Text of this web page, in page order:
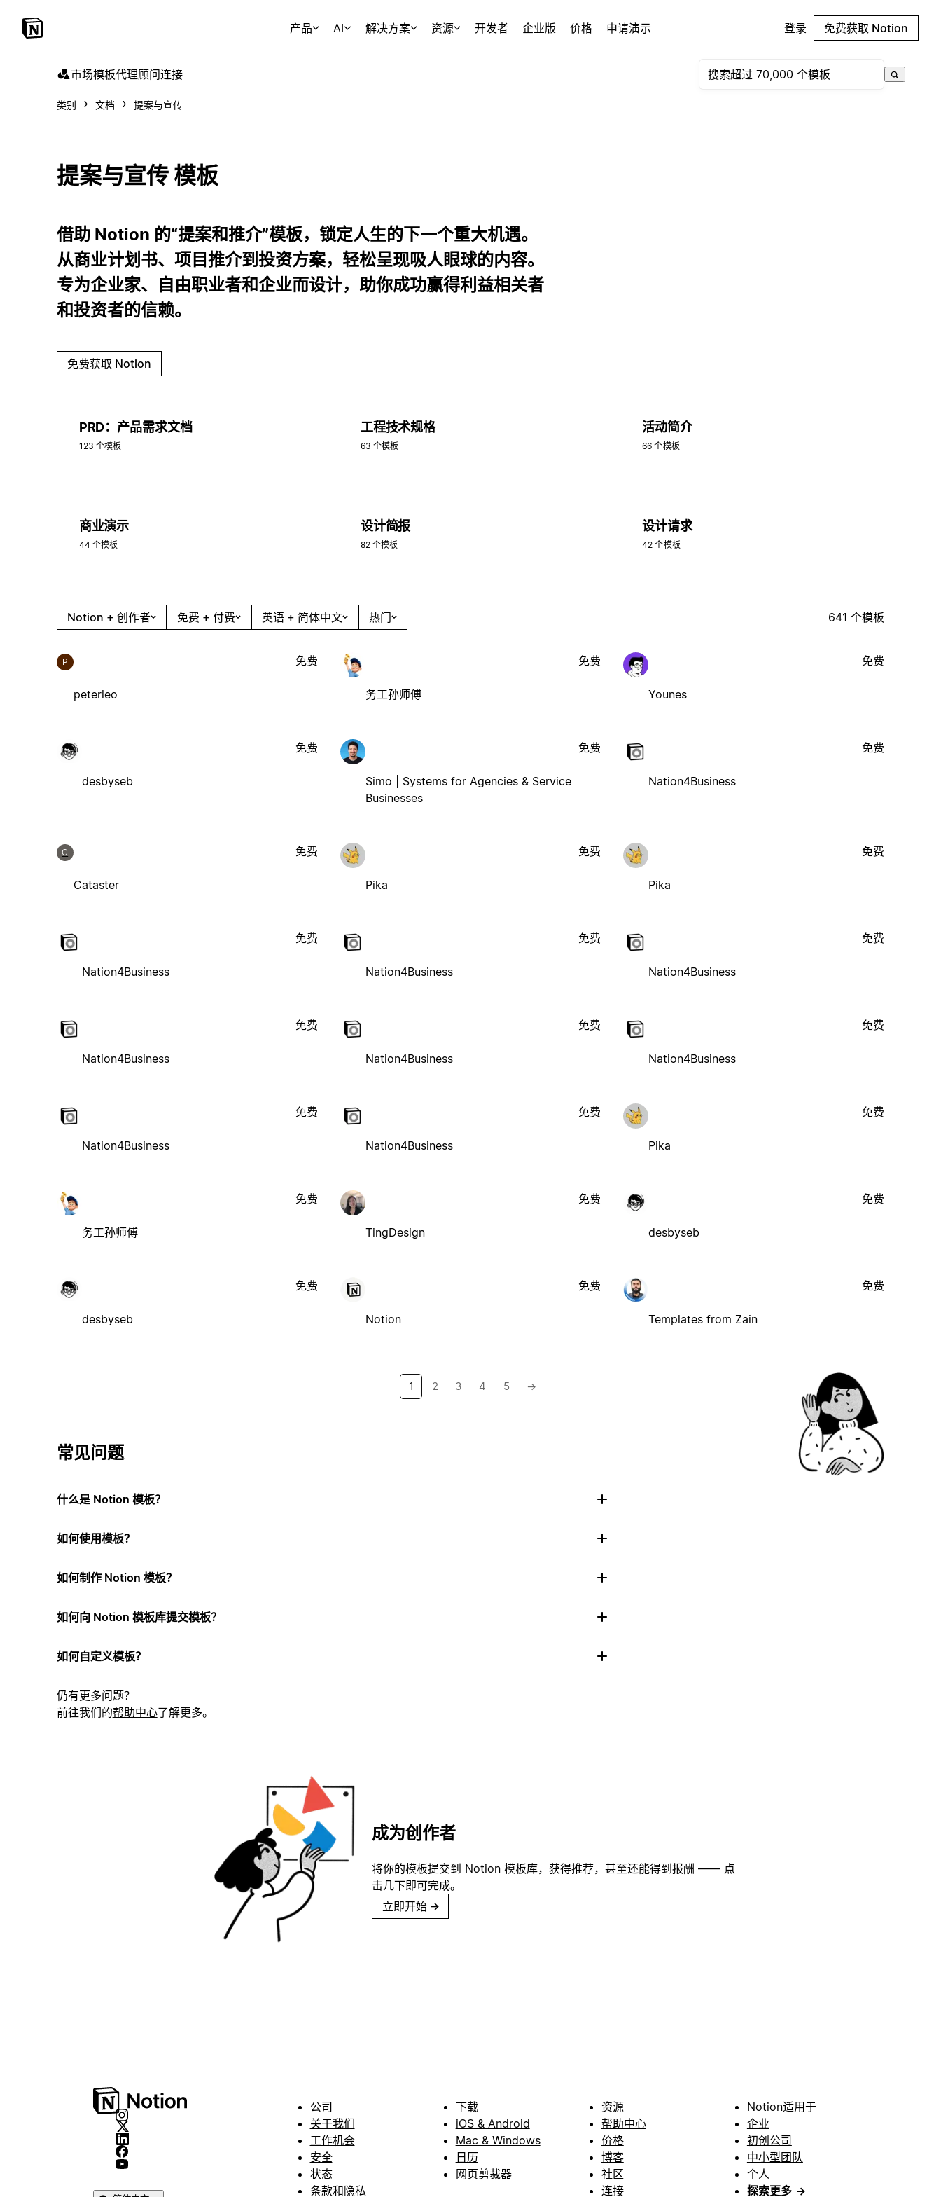
产品 AI 解决方案 资源 开发者 企业版 价格 申请演示 登录 免费获取 Notion
市场模板代理顾问连接
类别 文档 提案与宣传
提案与宣传 模板
借助 Notion 的“提案和推介”模板，锁定人生的下一个重大机遇。
从商业计划书、项目推介到投资方案，轻松呈现吸人眼球的内容。
专为企业家、自由职业者和企业而设计，助你成功赢得利益相关者
和投资者的信赖。
免费获取 Notion
PRD：产品需求文档
123 个模板
工程技术规格
63 个模板
活动简介
66 个模板
商业演示
44 个模板
设计简报
82 个模板
设计请求
42 个模板
Notion + 创作者 免费 + 付费 英语 + 简体中文 热门 641 个模板
P
peterleo
免费
务工孙师傅
免费
Younes
免费
desbyseb
免费
Simo | Systems for Agencies & Service
Businesses
免费
Nation4Business
免费
C
Cataster
免费
Pika
免费
Pika
免费
Nation4Business
免费
Nation4Business
免费
Nation4Business
免费
Nation4Business
免费
Nation4Business
免费
Nation4Business
免费
Nation4Business
免费
Nation4Business
免费
Pika
免费
务工孙师傅
免费
TingDesign
免费
desbyseb
免费
desbyseb
免费
Notion
免费
Templates from Zain
免费
1 2 3 4 5 →
常见问题
什么是 Notion 模板？
如何使用模板？
如何制作 Notion 模板？
如何向 Notion 模板库提交模板？
如何自定义模板？
仍有更多问题？
前往我们的帮助中心了解更多。
成为创作者
将你的模板提交到 Notion 模板库，获得推荐，甚至还能得到报酬 —— 点
击几下即可完成。
立即开始 →
公司
关于我们
工作机会
安全
状态
条款和隐私
下载
iOS & Android
Mac & Windows
日历
网页剪裁器
资源
帮助中心
价格
博客
社区
连接
Notion适用于
企业
初创公司
中小型团队
个人
探索更多 →